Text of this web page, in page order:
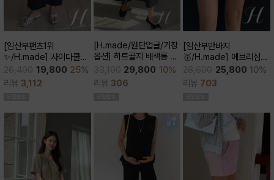
[임산부팬츠1위
✨/H.made] 사이다쿨링
부츠컷 팬츠 (키작/보통/키
큰)
19,800 25%
리뷰 3,112
[H.made/원단업글/기장
옵션] 하트골지 배색롱 원
29,800 10%
리뷰 306
[임산부반바지
🥇/H.made] 에브리심플
25,800 10%
리뷰 703